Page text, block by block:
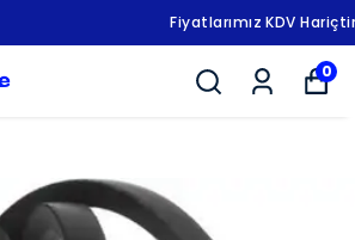
Fiyatlarımız KDV Hariçtir.
0